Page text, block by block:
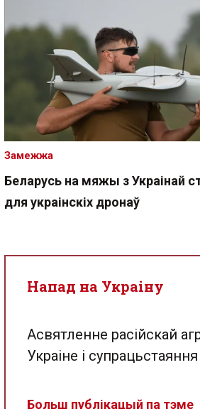
Беларусь на мяжы з Украінай
для украінскіх дронаў
Замежжа
Напад на Украіну
Асвятленне расійскай
Украіне і
Больш публікацый па тэме